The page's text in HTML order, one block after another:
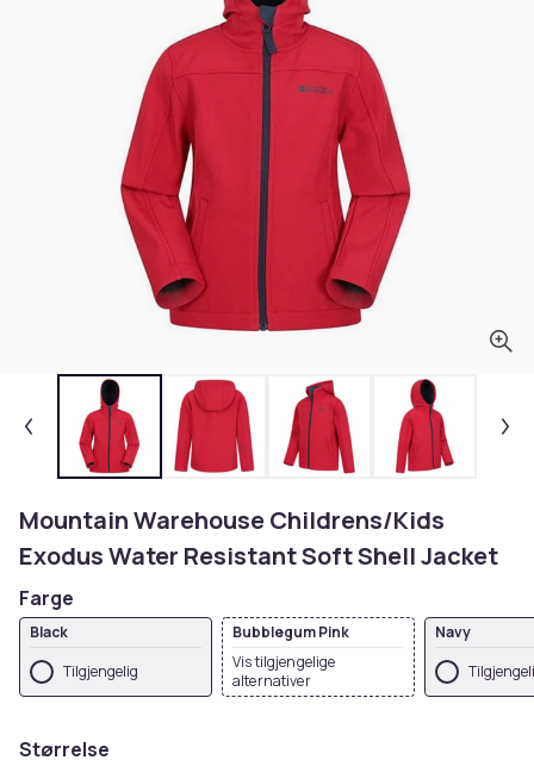
Mountain Warehouse Childrens/Kids
Exodus Water Resistant Soft Shell Jacket
Farge
Black
Tilgjengelig
Bubblegum Pink
Vis tilgjengelige
alternativer
Navy
Størrelse